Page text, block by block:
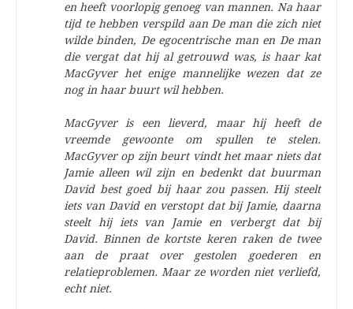
en heeft voorlopig genoeg van mannen. Na haar
tijd te hebben verspild aan De man die zich niet
wilde binden, De egocentrische man en De man
die vergat dat hij al getrouwd was, is haar kat
MacGyver het enige mannelijke wezen dat ze
nog in haar buurt wil hebben.
MacGyver is een lieverd, maar hij heeft de
vreemde gewoonte om spullen te stelen.
MacGyver op zijn beurt vindt het maar niets dat
Jamie alleen wil zijn en bedenkt dat buurman
David best goed bij haar zou passen. Hij steelt
iets van David en verstopt dat bij Jamie, daarna
steelt hij iets van Jamie en verbergt dat bij
David. Binnen de kortste keren raken de twee
aan de praat over gestolen goederen en
relatieproblemen. Maar ze worden niet verliefd,
echt niet.